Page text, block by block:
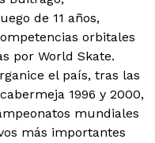
de 11 años,
orbitales
por World Skate.
el país, tras las
1996 y 2000,
mundiales
más importantes